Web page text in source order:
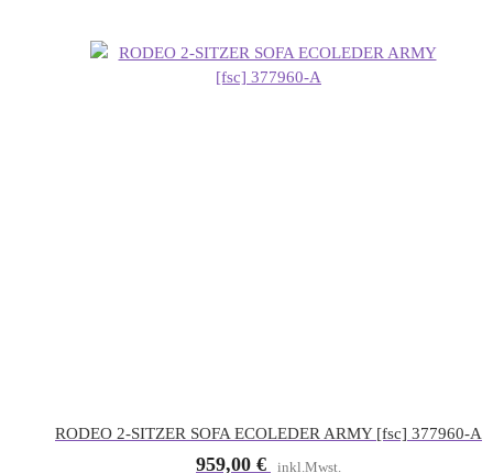
RODEO 2-SITZER SOFA ECOLEDER ARMY [fsc] 377960-A
959,00 € inkl.Mwst.